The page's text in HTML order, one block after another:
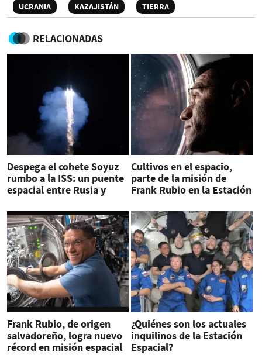
UCRANIA
KAZAJISTÁN TIERRA
RELACIONADAS
Despega el cohete Soyuz
rumbo a la ISS: un puente
espacial entre Rusia y
Cultivos en el espacio,
parte de la misión de
Frank Rubio en la Estación
Frank Rubio, de origen
salvadoreño, logra nuevo
récord en misión espacial
¿Quiénes son los actuales
inquilinos de la Estación
Espacial?